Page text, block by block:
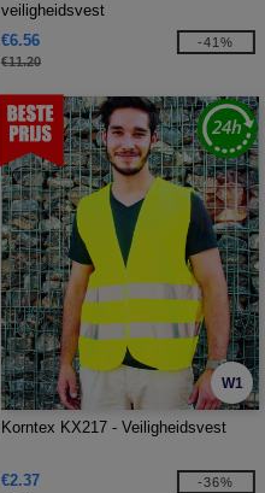
veiligheidsvest
€6.56
€11.20
-41%
W1
Korntex KX217 - Veiligheidsvest
€2.37 -36%